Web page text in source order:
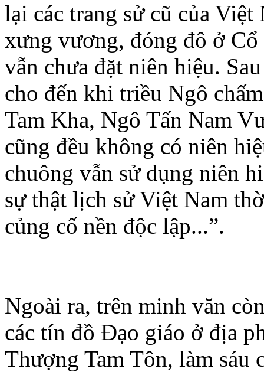
lại các trang sử cũ của
xưng vương, đóng đô ở
vẫn chưa đặt niên hiệu.
cho đến khi triều Ngô
Tam Kha, Ngô Tấn Nam
cũng đều không có niên
chuông vẫn sử dụng niên
sự thật lịch sử Việt Nam
củng cố nền độc lập...”.
Ngoài ra, trên minh văn
các tín đồ Ðạo giáo ở địa
Thượng Tam Tôn, làm sáu